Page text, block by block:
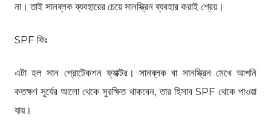
না। তাই সানব্লক ব্যবহারের চেয়ে সানস্ক্রিন ব্যবহার করাই শ্রেয়।
SPF কিঃ
এটা হল সান প্রোটেকশন ফ্যাক্টর। সানব্লক বা সানস্ক্রিন মেখে আপনি
কতক্ষণ সূর্যের আলো থেকে সুরক্ষিত থাকবেন, তার হিসাব SPF থেকে পাওয়া
যায়।